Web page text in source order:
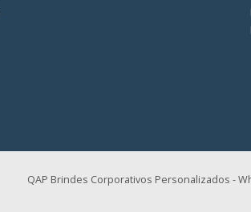
QAP Brindes Corporativos Personalizados -